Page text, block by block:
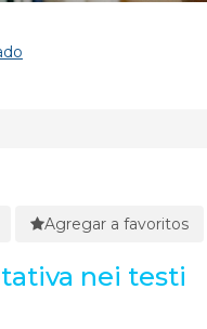
Agregar a favoritos
nei testi